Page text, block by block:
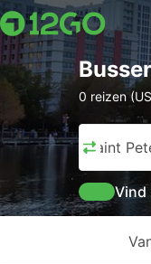
0 reizen
Saint
Vind